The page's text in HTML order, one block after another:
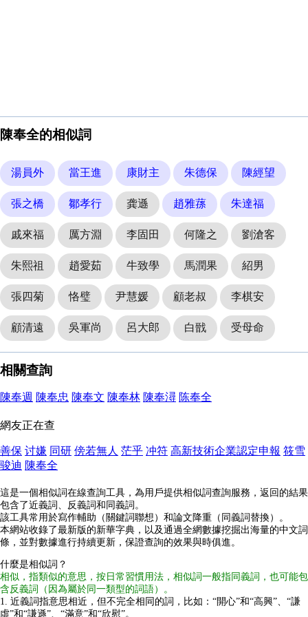
陳奉全的相似詞
湯員外 當王進 康財主 朱德保 陳經望
張之橋 鄒孝行 龚遜 趙雅蓀 朱達福
戚來福 厲方淵 李固田 何隆之 劉滄客
朱熙祖 趙愛茹 牛致學 馬潤果 紹男
張四菊 恪璧 尹慧媛 顧老叔 李棋安
顧清遠 吳軍尚 呂大郎 白戩 受母命
相關查詢
陳奉週 陳奉忠 陳奉文 陳奉林 陳奉潯 陈奉全
網友正在查
善保 讨嫌 同研 傍若無人 茫乎 冲符 高新技術企業認定申報 筱雪
骏迪 陳奉全
這是一個相似詞在線查詢工具，為用戶提供相似詞查詢服務，返回的結果
包含了近義詞、反義詞和同義詞。
該工具常用於寫作輔助（關鍵詞聯想）和論文降重（同義詞替換）。
本網站收錄了最新版的新華字典，以及通過全網數據挖掘出海量的中文詞
條，並對數據進行持續更新，保證查詢的效果與時俱進。
什麼是相似詞？
相似，指類似的意思，按日常習慣用法，相似詞一般指同義詞，也可能包
含反義詞（因為屬於同一類型的詞語）。
1. 近義詞指意思相近，但不完全相同的詞，比如：“開心”和“高興”、“謙
虛”和“謙遜”、“滿意”和“欣慰”。